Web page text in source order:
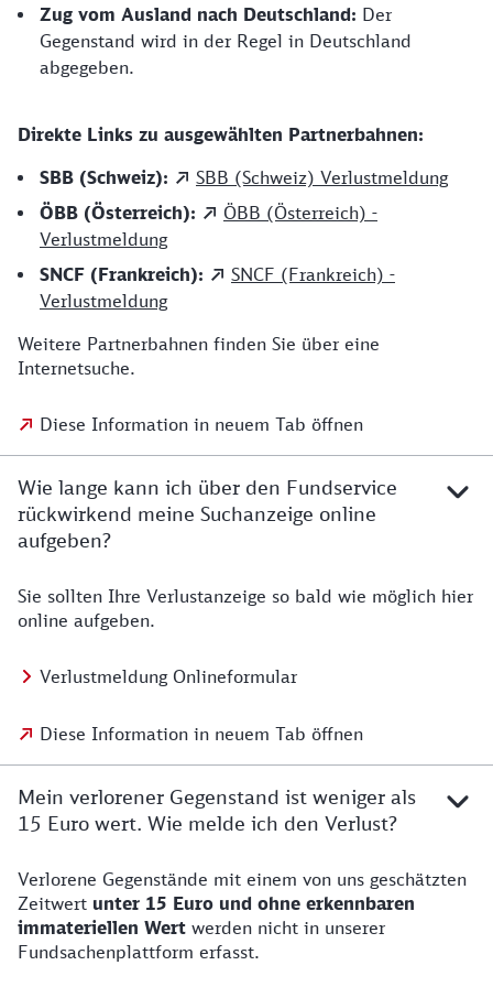
Zug vom Ausland nach Deutschland: Der
Gegenstand wird in der Regel in Deutschland
abgegeben.
Direkte Links zu ausgewählten Partnerbahnen:
SBB (Schweiz):
SBB (Schweiz) Verlustmeldung
ÖBB (Österreich):
ÖBB (Österreich) -
Verlustmeldung
SNCF (Frankreich):
SNCF (Frankreich) -
Verlustmeldung
Weitere Partnerbahnen finden Sie über eine
Internetsuche.
Diese Information in neuem Tab öffnen
Wie lange kann ich über den Fundservice
rückwirkend meine Suchanzeige online
aufgeben?
Sie sollten Ihre Verlustanzeige so bald wie möglich hier
online aufgeben.
Verlustmeldung Onlineformular
Diese Information in neuem Tab öffnen
Mein verlorener Gegenstand ist weniger als
15 Euro wert. Wie melde ich den Verlust?
Verlorene Gegenstände mit einem von uns geschätzten
Zeitwert unter 15 Euro und ohne erkennbaren
immateriellen Wert werden nicht in unserer
Fundsachenplattform erfasst.